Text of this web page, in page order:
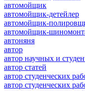
автомойщик
автомойщик-детейлер
автомойщик-
автомойщик-
автоняня
автор
автор научных и
автор статей
автор студенческих
автор студенческих